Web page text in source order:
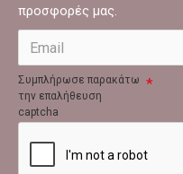
προσφορές μας.
Συμπλήρωσε παρακάτω
την επαλήθευση
captcha